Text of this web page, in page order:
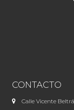
CONTACTO
Calle Vicente